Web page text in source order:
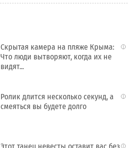
i
Скрытая камера на пляже Крыма:
Что люди вытворяют, когда их не
видят...
i
Ролик длится несколько секунд, а
смеяться вы будете долго
i